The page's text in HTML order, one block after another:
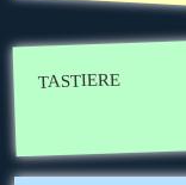
TASTIERE